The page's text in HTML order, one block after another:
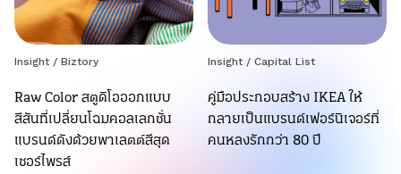
Insight / Biztory
Raw Color สตูดิโอออกแบบ
สีสันที่เปลี่ยนโฉมคอลเลกชั่น
แบรนด์ดังด้วยพาเลตต์สีสุด
เซอร์ไพรส์
Insight / Capital List
คู่มือประกอบสร้าง IKEA ให้
กลายเป็นแบรนด์เฟอร์นิเจอร์ที่
คนหลงรักกว่า 80 ปี